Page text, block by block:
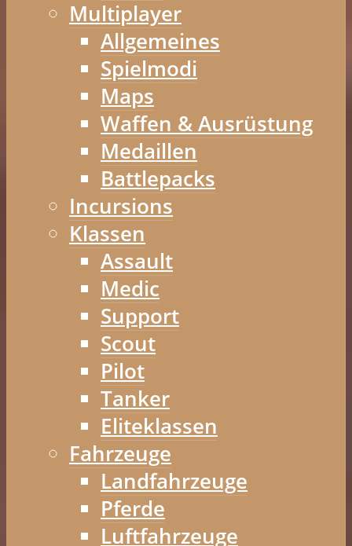
Multiplayer
Allgemeines
Spielmodi
Maps
Waffen & Ausrüstung
Medaillen
Battlepacks
Incursions
Klassen
Assault
Medic
Support
Scout
Pilot
Tanker
Eliteklassen
Fahrzeuge
Landfahrzeuge
Pferde
Luftfahrzeuge